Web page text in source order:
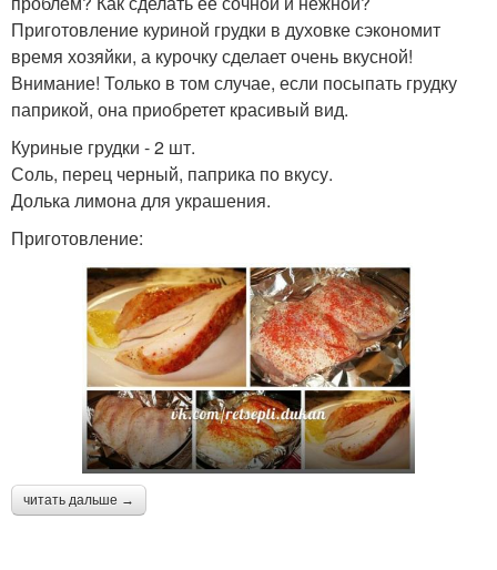
Приготовление куриной грудки в духовке сэкономит
время хозяйки, а курочку сделает очень вкусной!
Внимание! Только в том случае, если посыпать грудку
паприкой, она приобретет красивый вид.
Куриные грудки - 2 шт.
Соль, перец черный, паприка по вкусу.
Долька лимона для украшения.
Приготовление:
читать дальше →